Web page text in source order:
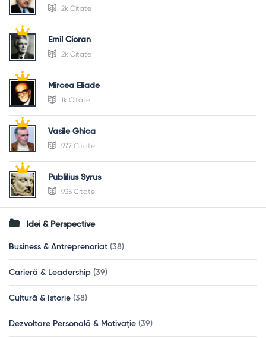
2k Citate
Emil Cioran
2k Citate
Mircea Eliade
1k Citate
Vasile Ghica
977 Citate
Publilius Syrus
935 Citate
Idei & Perspective
Business & Antreprenoriat (38)
Carieră & Leadership (39)
Cultură & Istorie (38)
Dezvoltare Personală & Motivație (39)